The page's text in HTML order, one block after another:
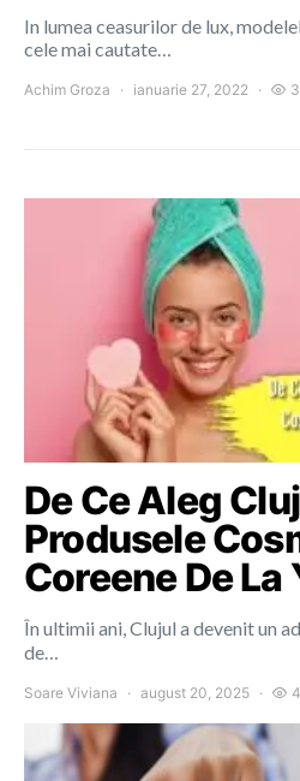
In lumea ceasurilor de lux,
cele mai cautate…
Achim Groza ianuarie 27, 2022
De Ce Aleg
Produsele
Coreene De La
În ultimii ani, Clujul a devenit un
de…
Soare Viviana august 20, 2025